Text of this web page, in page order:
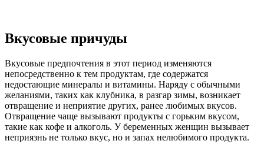
Вкусовые причуды
Вкусовые предпочтения в этот период изменяются
непосредственно к тем продуктам, где содержатся
недостающие минералы и витамины. Наряду с обычными
желаниями, таких как клубника, в разгар зимы, возникает
отвращение и неприятие других, ранее любимых вкусов.
Отвращение чаще вызывают продукты с горьким вкусом,
такие как кофе и алкоголь. У беременных женщин вызывает
неприязнь не только вкус, но и запах нелюбимого продукта.